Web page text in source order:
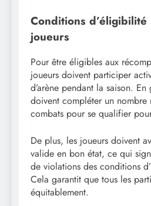
Conditions
joueurs
Pour être éligibles aux
joueurs doivent participer
d’arène pendant la saison.
doivent compléter un nombre
combats pour se qualifier
De plus, les joueurs doivent
valide en bon état, ce qui
de violations des conditions
Cela garantit que tous les
équitablement.